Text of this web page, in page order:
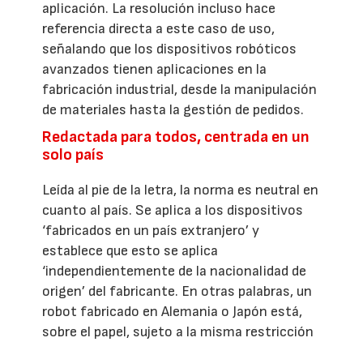
aplicación. La resolución incluso hace
referencia directa a este caso de uso,
señalando que los dispositivos robóticos
avanzados tienen aplicaciones en la
fabricación industrial, desde la manipulación
de materiales hasta la gestión de pedidos.
Redactada para todos, centrada en un
solo país
Leída al pie de la letra, la norma es neutral en
cuanto al país. Se aplica a los dispositivos
‘fabricados en un país extranjero’ y
establece que esto se aplica
‘independientemente de la nacionalidad de
origen’ del fabricante. En otras palabras, un
robot fabricado en Alemania o Japón está,
sobre el papel, sujeto a la misma restricción